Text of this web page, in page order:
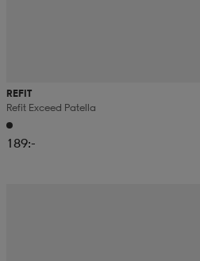
REFIT
Refit Exceed Patella
189:-